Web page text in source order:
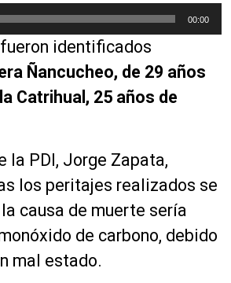
00:00
identificados
Ñancucheo, de 29 años
Catrihual, 25 años de
la PDI, Jorge Zapata,
los peritajes realizados se
causa de muerte sería
de carbono, debido
mal estado.